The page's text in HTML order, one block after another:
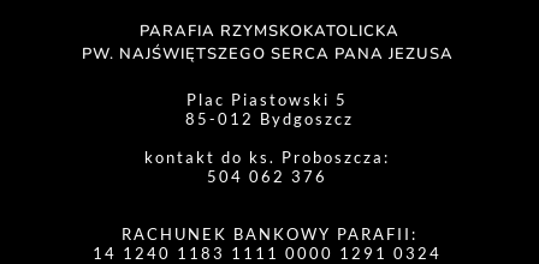
PARAFIA RZYMSKOKATOLICKA
PW. NAJŚWIĘTSZEGO SERCA PANA JEZUSA
Plac Piastowski 5
85-012 Bydgoszcz
kontakt do ks. Proboszcza:
504 062 376
RACHUNEK BANKOWY PARAFII:
14 1240 1183 1111 0000 1291 0324